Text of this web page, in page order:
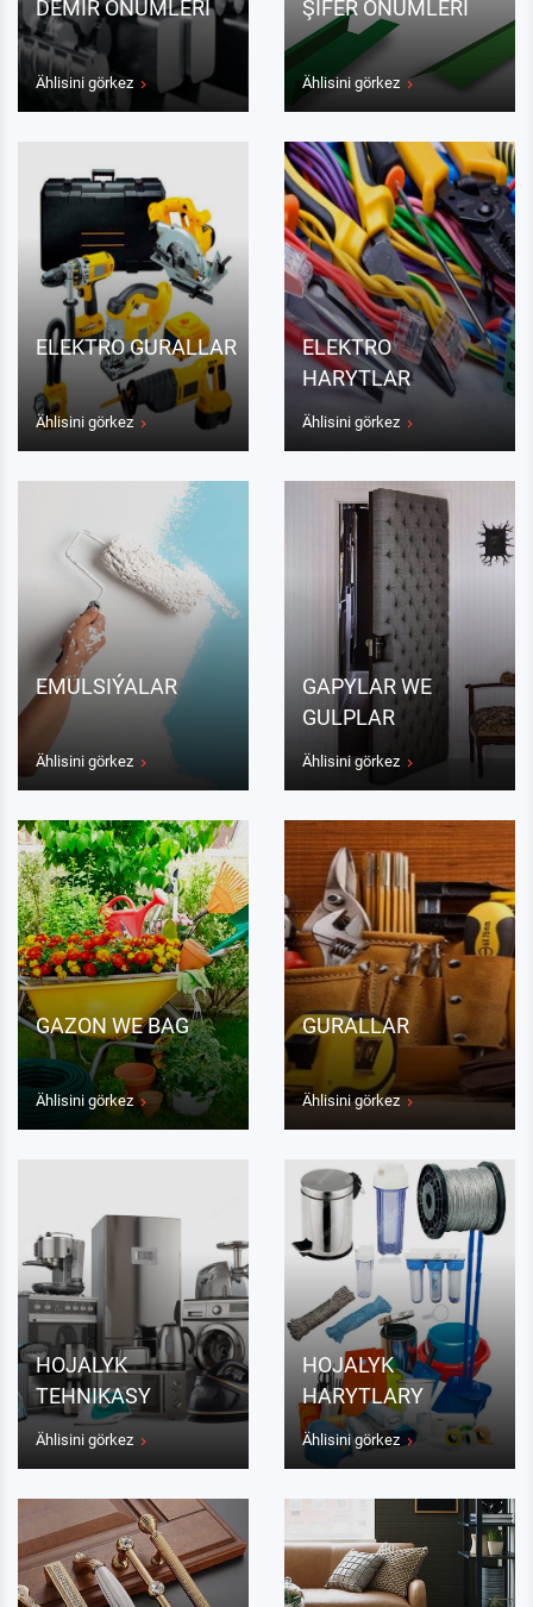
DEMIR ÖNÜMLERI
Ählisini görkez
ŞIFER ÖNÜMLERI
Ählisini görkez
ELEKTRO GURALLAR
Ählisini görkez
ELEKTRO
HARYTLAR
Ählisini görkez
EMULSIÝALAR
Ählisini görkez
GAPYLAR WE
GULPLAR
Ählisini görkez
GAZON WE BAG
Ählisini görkez
GURALLAR
Ählisini görkez
HOJALYK
TEHNIKASY
Ählisini görkez
HOJALYK
HARYTLARY
Ählisini görkez